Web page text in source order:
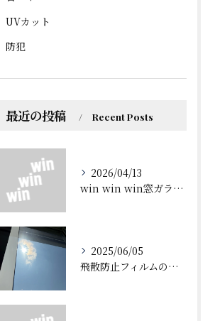
UVカット
防犯
最近の投稿 Recent Posts
2026/04/13
win win win窓ガラスフィルムについて
2025/06/05
飛散防止フィルムの効果を解説